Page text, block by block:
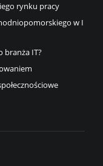
rynku pracy
w I
branża IT?